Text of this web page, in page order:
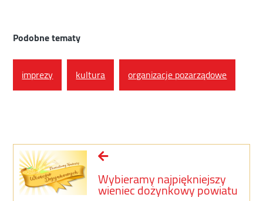
Podobne tematy
imprezy kultura organizacje pozarządowe
Wybieramy najpiękniejszy
wieniec dożynkowy powiatu